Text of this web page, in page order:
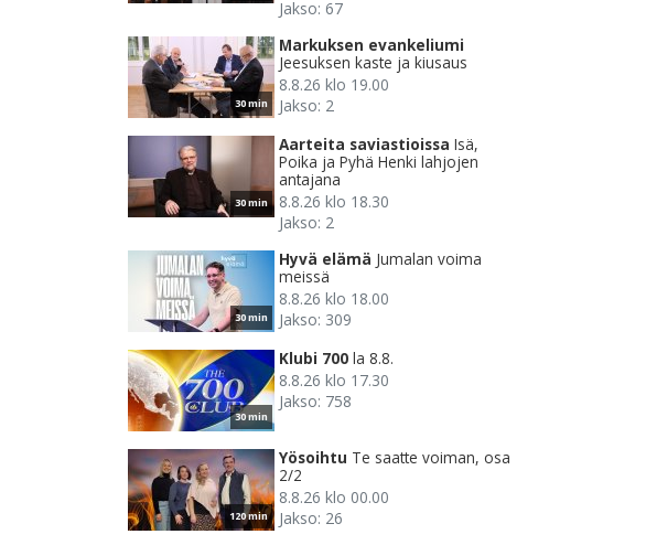
Jakso: 67
30 min
Markuksen evankeliumi
Jeesuksen kaste ja kiusaus
8.8.26 klo 19.00
Jakso: 2
30 min
Aarteita saviastioissa Isä,
Poika ja Pyhä Henki lahjojen
antajana
8.8.26 klo 18.30
Jakso: 2
30 min
Hyvä elämä Jumalan voima
meissä
8.8.26 klo 18.00
Jakso: 309
30 min
Klubi 700 la 8.8.
8.8.26 klo 17.30
Jakso: 758
120 min
Yösoihtu Te saatte voiman, osa
2/2
8.8.26 klo 00.00
Jakso: 26